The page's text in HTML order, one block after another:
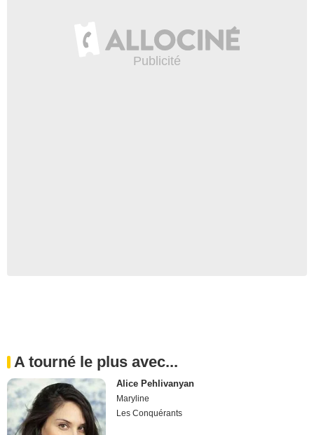
A tourné le plus avec...
Alice Pehlivanyan
Maryline
Les Conquérants